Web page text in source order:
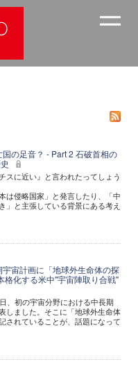
の足音？ - Part 2 石破首相の
スに近い』と言われたってしょう
は侵略国家」と発言したり、「中
」と主張している背景にある考え
宙計画に「地球外生命体の探
格化する米中"宇宙陣取り合戦"
、初の宇宙分野における中長期
しました。そこに「地球外生命体
されていることが、話題になって